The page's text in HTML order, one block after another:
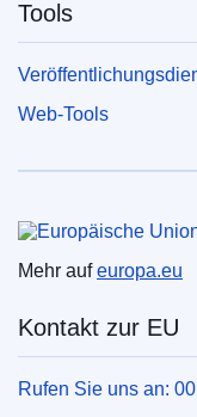
Tools
Web-Tools
Mehr aufeuropa.eu
Kontakt zur EU
Rufen Sie uns an: